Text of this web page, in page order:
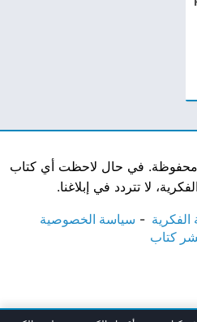
محفوظة. في حال لاحظت أي كتاب
لا تتردد في إبلاغنا.
سياسة الخصوصية
كتاب